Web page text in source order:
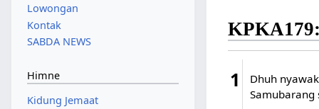
1
Dhuh
Samubarang
Lowongan
Kontak
SABDA NEWS
Himne
Kidung Jemaat